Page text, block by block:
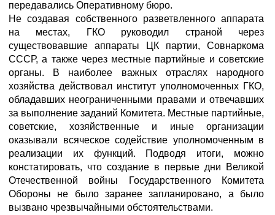
передавались Оперативному бюро.
Не создавая собственного разветвленного аппарата
на местах, ГКО руководил страной через
существовавшие аппараты ЦК партии, Совнаркома
СССР, а также через местные партийные и советские
органы. В наиболее важных отраслях народного
хозяйства действовал институт уполномоченных ГКО,
обладавших неограниченными правами и отвечавших
за выполнение заданий Комитета. Местные партийные,
советские, хозяйственные и иные организации
оказывали всяческое содействие уполномоченным в
реализации их функций. Подводя итоги, можно
констатировать, что создание в первые дни Великой
Отечественной войны Государственного Комитета
Обороны не было заранее запланировано, а было
вызвано чрезвычайными обстоятельствами.